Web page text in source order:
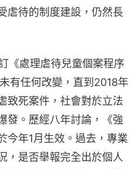
虐待的制度建設，仍然長
《處理虐待兒童個案程序
有任何改變，直到2018年
致死案件，社會對於立法
發。歷經八年討論，《強
今年1月生效。過去，專業
，是否舉報完全出於個人